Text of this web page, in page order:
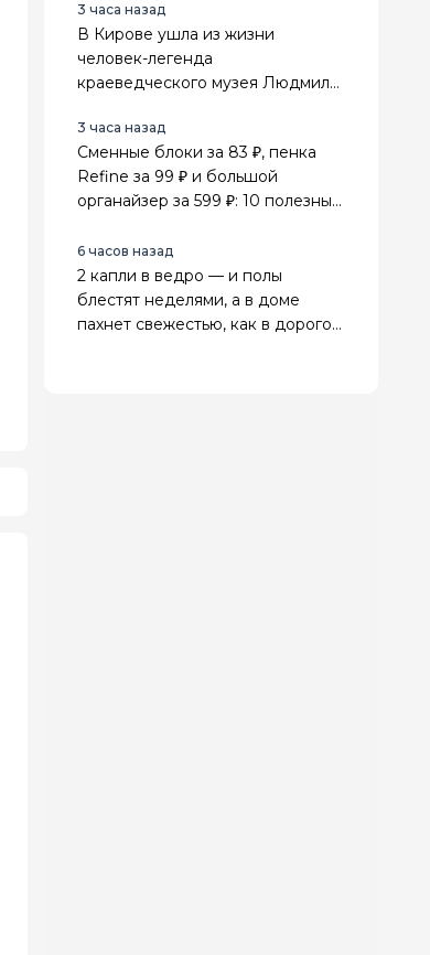
нулевые
3 часа назад
В Кирове ушла из жизни
человек-легенда
краеведческого музея Людмила
3 часа назад
Сменные блоки за 83 ₽, пенка
Refine за 99 ₽ и большой
органайзер за 599 ₽: 10 полезных
6 часов назад
2 капли в ведро — и полы
блестят неделями, а в доме
пахнет свежестью, как в дорогом